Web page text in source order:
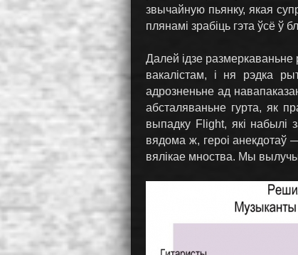
звычайную пьянку, якая
плянамі зрабіць гэта ўсё
Далей ідзе
вакалістам, і ня рэдка
адрозненьне ад
абсталяваньне гурта, як
выпадку Flight, які набылі
вядома ж, героі анекдотаў
вялікае мноства. Мы